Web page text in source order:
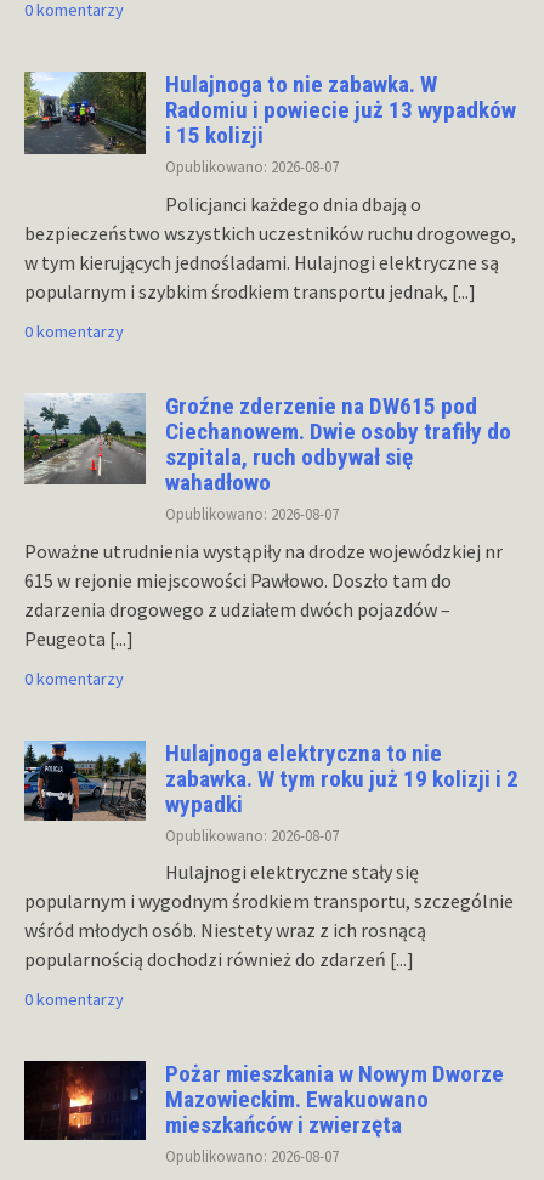
0 komentarzy
Hulajnoga to nie zabawka. W
Radomiu i powiecie już 13 wypadków
i 15 kolizji
Opublikowano: 2026-08-07
Policjanci każdego dnia dbają o
bezpieczeństwo wszystkich uczestników ruchu drogowego,
w tym kierujących jednośladami. Hulajnogi elektryczne są
popularnym i szybkim środkiem transportu jednak, [...]
0 komentarzy
Groźne zderzenie na DW615 pod
Ciechanowem. Dwie osoby trafiły do
szpitala, ruch odbywał się
wahadłowo
Opublikowano: 2026-08-07
Poważne utrudnienia wystąpiły na drodze wojewódzkiej nr
615 w rejonie miejscowości Pawłowo. Doszło tam do
zdarzenia drogowego z udziałem dwóch pojazdów –
Peugeota [...]
0 komentarzy
Hulajnoga elektryczna to nie
zabawka. W tym roku już 19 kolizji i 2
wypadki
Opublikowano: 2026-08-07
Hulajnogi elektryczne stały się
popularnym i wygodnym środkiem transportu, szczególnie
wśród młodych osób. Niestety wraz z ich rosnącą
popularnością dochodzi również do zdarzeń [...]
0 komentarzy
Pożar mieszkania w Nowym Dworze
Mazowieckim. Ewakuowano
mieszkańców i zwierzęta
Opublikowano: 2026-08-07